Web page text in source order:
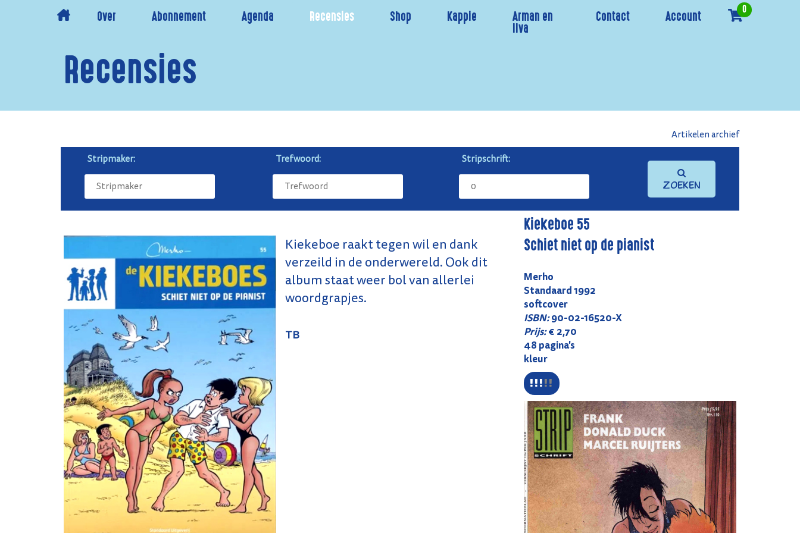
Over Abonnement Agenda Recensies Shop Kappie Arman en
Ilva
Contact Account 0
Recensies
Artikelen archief
Stripmaker:
Trefwoord: Stripschrift:
Zoeken
Kiekeboe raakt tegen wil en dank
verzeild in de onderwereld. Ook dit
album staat weer bol van allerlei
woordgrapjes.
TB
Kiekeboe 55
Schiet niet op de pianist
Merho
Standaard 1992
softcover
ISBN:90-02-16520-X
Prijs:€ 2,70
48 pagina's
kleur